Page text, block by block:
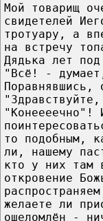
Мой товарищ
свидетелей
тротуару, а
на встречу
Дядька лет
"Всё! -
Поравнявшись,
"Конеееечно"!
то подобным,
ли, нашему
кто у них там
откровение
желаете ли
ошеломлён -